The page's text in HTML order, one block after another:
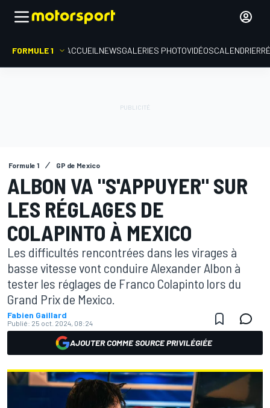
FORMULE 1 ACCUEIL NEWSGALERIES PHOTOVIDÉOSCALENDRIER
Formule 1 GP de Mexico
ALBON VA "S'APPUYER" SUR
LES RÉGLAGES DE
COLAPINTO À MEXICO
Les difficultés rencontrées dans les virages à
basse vitesse vont conduire Alexander Albon à
tester les réglages de Franco Colapinto lors du
Grand Prix de Mexico.
Fabien Gaillard
Publié: 25 oct. 2024, 08:24
AJOUTER COMME SOURCE PRIVILÉGIÉE